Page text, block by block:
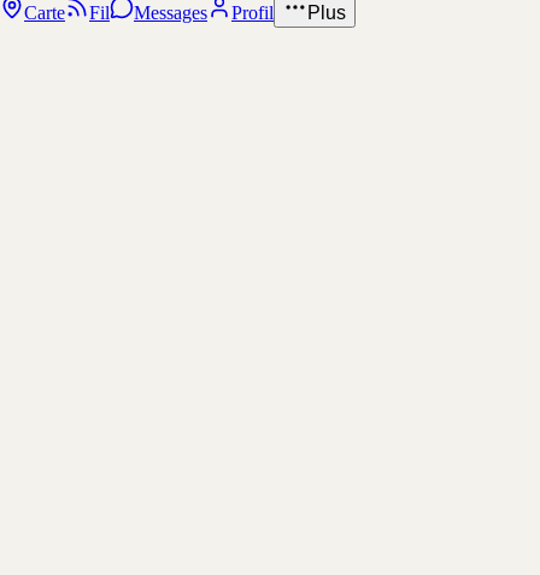
Carte
Fil Messages Profil Plus